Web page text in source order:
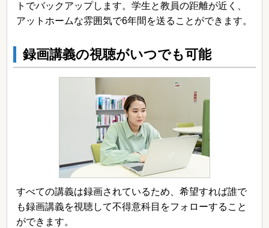
トでバックアップします。学生と教員の距離が近く、
アットホームな雰囲気で6年間を送ることができます。
録画講義の視聴がいつでも可能
すべての講義は録画されているため、希望すれば誰で
も録画講義を視聴して不得意科目をフォローすること
ができます。